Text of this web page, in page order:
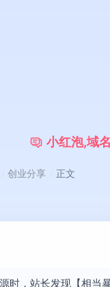
小红泡,域名
创业分享 正文
时，站长发现【相当